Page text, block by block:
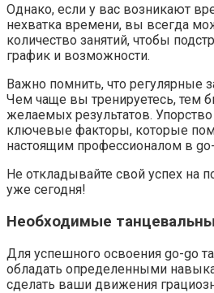
Однако, если у вас возникают
нехватка времени, вы всегда
количество занятий, чтобы
график и возможности.
Важно помнить, что регулярные
Чем чаще вы тренируетесь, тем
желаемых результатов.
ключевые факторы, которые
настоящим профессионалом в
Не откладывайте свой успех на
уже сегодня!
Необходимые
Для успешного освоения go-go
обладать определенными
сделать ваши движения